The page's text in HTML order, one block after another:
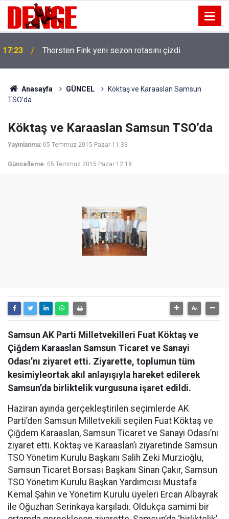
17:23 Thorsten Fink yeni sezon rotasını çizdi
Anasayfa GÜNCEL
Köktaş ve Karaaslan Samsun
TSO’da
Köktaş ve Karaaslan Samsun TSO’da
Yayınlanma: 05 Temmuz 2015 Pazar 11:33
Güncelleme: 05 Temmuz 2015 Pazar 12:18
Samsun AK Parti Milletvekilleri Fuat Köktaş ve
Çiğdem Karaaslan Samsun Ticaret ve Sanayi
Odası’nı ziyaret etti. Ziyarette, toplumun tüm
kesimiyleortak akıl anlayışıyla hareket edilerek
Samsun’da birliktelik vurgusuna işaret edildi.
Haziran ayında gerçekleştirilen seçimlerde AK
Parti’den Samsun Milletvekili seçilen Fuat Köktaş ve
Çiğdem Karaaslan, Samsun Ticaret ve Sanayi Odası’nı
ziyaret etti. Köktaş ve Karaaslan’ı ziyaretinde Samsun
TSO Yönetim Kurulu Başkanı Salih Zeki Murzioğlu,
Samsun Ticaret Borsası Başkanı Sinan Çakır, Samsun
TSO Yönetim Kurulu Başkan Yardımcısı Mustafa
Kemal Şahin ve Yönetim Kurulu üyeleri Ercan Albayrak
ile Oğuzhan Serinkaya karşıladı. Oldukça samimi bir